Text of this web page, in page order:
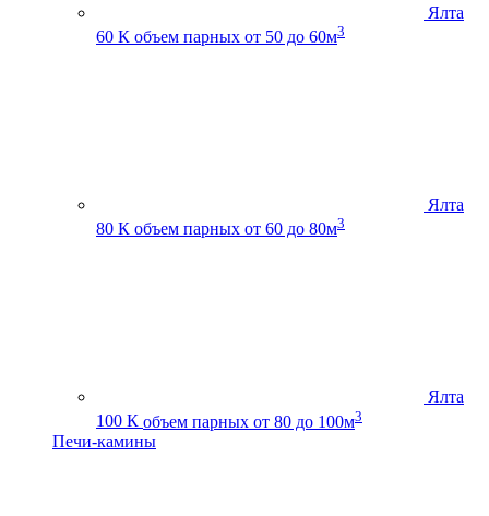
Ялта
60 К объем парных от 50 до 60м3
Ялта
80 К объем парных от 60 до 80м3
Ялта
100 К объем парных от 80 до 100м3
Печи-камины